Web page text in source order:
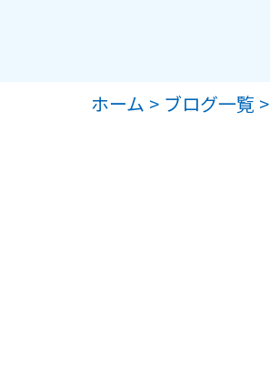
ホーム > ブログ一覧 >